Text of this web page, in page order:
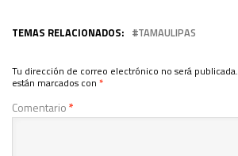
TEMAS RELACIONADOS: TAMAULIPAS
Tu dirección de correo electrónico no será publicada.
están marcados con *
Comentario*